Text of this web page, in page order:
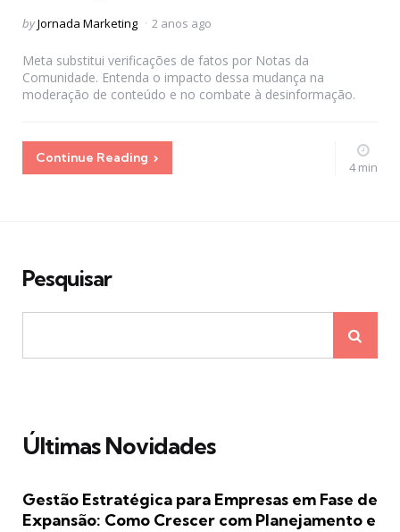
Posted
byJornada Marketing 2 anos ago
Meta substitui verificações de fatos por Notas da
Comunidade. Entenda o impacto dessa mudança na
moderação de conteúdo e no combate à desinformação.
Continue Reading
4 min
Pesquisar
Últimas Novidades
Gestão Estratégica para Empresas em Fase de
Expansão: Como Crescer com Planejamento e